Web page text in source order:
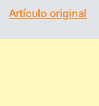
Artículo original